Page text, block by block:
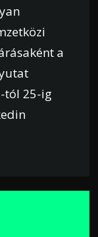
a
tól 25-ig